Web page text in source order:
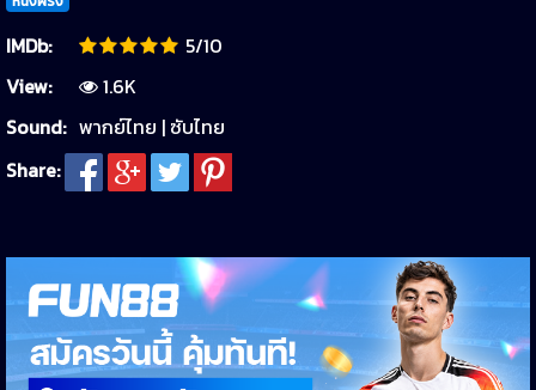
IMDb:
5/10
View:
1.6K
Sound: พากย์ไทย | ซับไทย
Share: